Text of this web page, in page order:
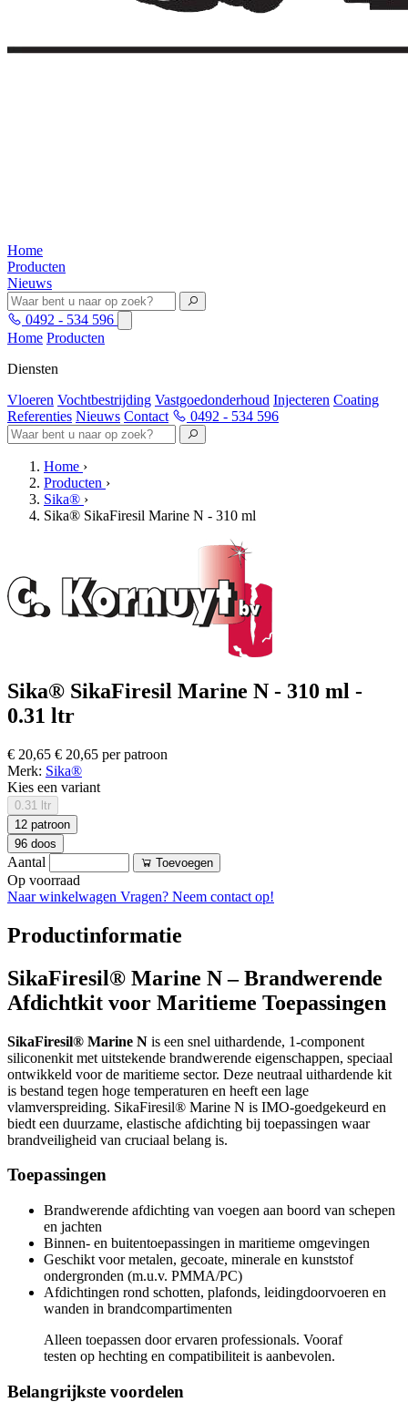
Home
Producten
Nieuws
0492 - 534 596
Home Producten
Diensten
Vloeren Vochtbestrijding Vastgoedonderhoud Injecteren Coating
Referenties Nieuws Contact 0492 - 534 596
Home ›
Producten ›
Sika® ›
Sika® SikaFiresil Marine N - 310 ml
Sika® SikaFiresil Marine N - 310 ml -
0.31 ltr
€ 20,65 € 20,65 per patroon
Merk: Sika®
Kies een variant
0.31 ltr
12 patroon
96 doos
Aantal Toevoegen
Op voorraad
Naar winkelwagen Vragen? Neem contact op!
Productinformatie
SikaFiresil® Marine N – Brandwerende
Afdichtkit voor Maritieme Toepassingen
SikaFiresil® Marine N is een snel uithardende, 1-component
siliconenkit met uitstekende brandwerende eigenschappen, speciaal
ontwikkeld voor de maritieme sector. Deze neutraal uithardende kit
is bestand tegen hoge temperaturen en heeft een lage
vlamverspreiding. SikaFiresil® Marine N is IMO-goedgekeurd en
biedt een duurzame, elastische afdichting bij toepassingen waar
brandveiligheid van cruciaal belang is.
Toepassingen
Brandwerende afdichting van voegen aan boord van schepen
en jachten
Binnen- en buitentoepassingen in maritieme omgevingen
Geschikt voor metalen, gecoate, minerale en kunststof
ondergronden (m.u.v. PMMA/PC)
Afdichtingen rond schotten, plafonds, leidingdoorvoeren en
wanden in brandcompartimenten
Alleen toepassen door ervaren professionals. Vooraf
testen op hechting en compatibiliteit is aanbevolen.
Belangrijkste voordelen